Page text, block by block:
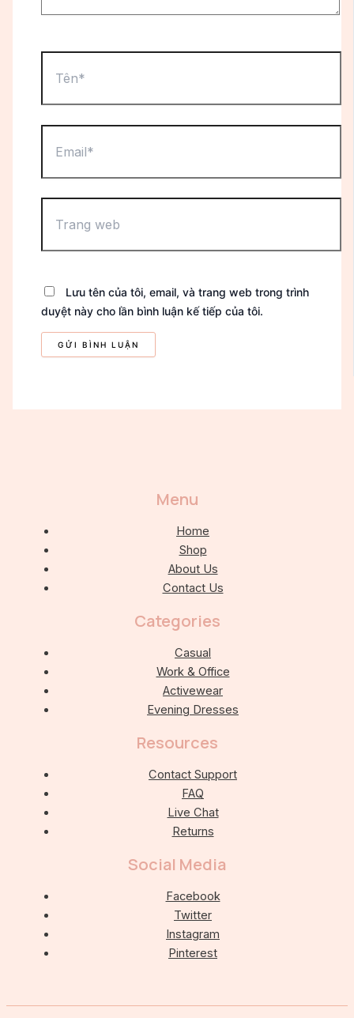
web
Lưu tên của tôi, email, và trang web trong trình
duyệt này cho lần bình luận kế tiếp của tôi.
Menu
Home
Shop
About Us
Contact Us
Categories
Casual
Work & Office
Activewear
Evening Dresses
Resources
Contact Support
FAQ
Live Chat
Returns
Social Media
Facebook
Twitter
Instagram
Pinterest